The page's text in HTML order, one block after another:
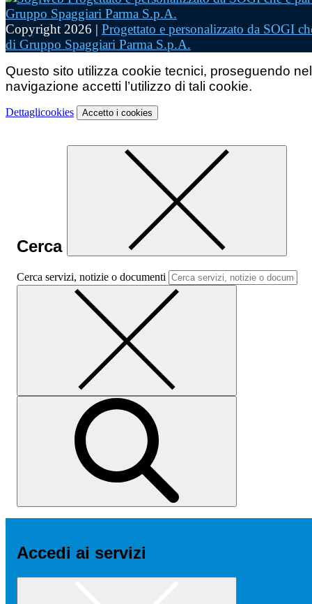
Copyright 2026 | Progettato e personalizzato da SOGI
di Gruppo Spaggiari Parma S.p.A.
Questo sito utilizza cookie tecnici, proseguendo
navigazione accetti l’utilizzo di tali cookie.
Dettaglicookies Accetto i cookies
Cerca
Cerca servizi, notizie o documenti
Accedi ai servizi